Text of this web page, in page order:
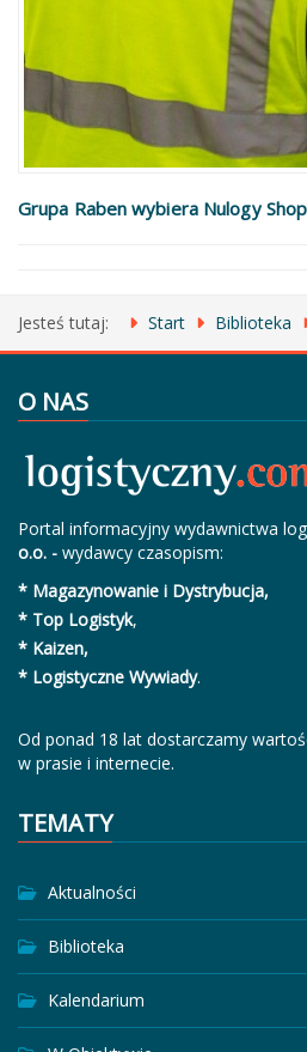
Grupa Raben wybiera Nulogy Shop
Jesteś tutaj: Start Biblioteka
O NAS
Portal informacyjny wydawnictwa
o.o. - wydawcy czasopism:
* Magazynowanie i Dystrybucja,
* Top Logistyk,
* Kaizen,
* Logistyczne Wywiady.
Od ponad 18 lat dostarczamy
w prasie i internecie.
TEMATY
Aktualności
Biblioteka
Kalendarium